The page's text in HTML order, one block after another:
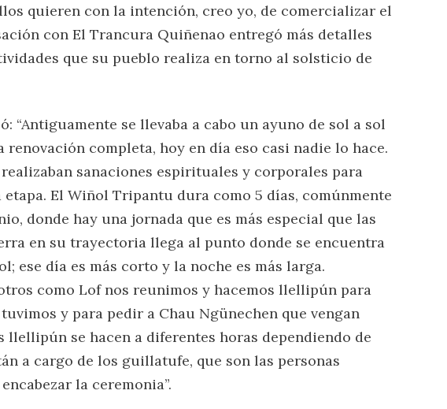
quieren con la intención, creo yo, de comercializar el
con El Trancura Quiñenao entregó más detalles
que su pueblo realiza en torno al solsticio de
“Antiguamente se llevaba a cabo un ayuno de sol a sol
renovación completa, hoy en día eso casi nadie lo hace.
sanaciones espirituales y corporales para
etapa. El Wiñol Tripantu dura como 5 días, comúnmente
donde hay una jornada que es más especial que las
en su trayectoria llega al punto donde se encuentra
ese día es más corto y la noche es más larga.
como Lof nos reunimos y hacemos llellipún para
y para pedir a Chau Ngünechen que vengan
llellipún se hacen a diferentes horas dependiendo de
a cargo de los guillatufe, que son las personas
la ceremonia”.